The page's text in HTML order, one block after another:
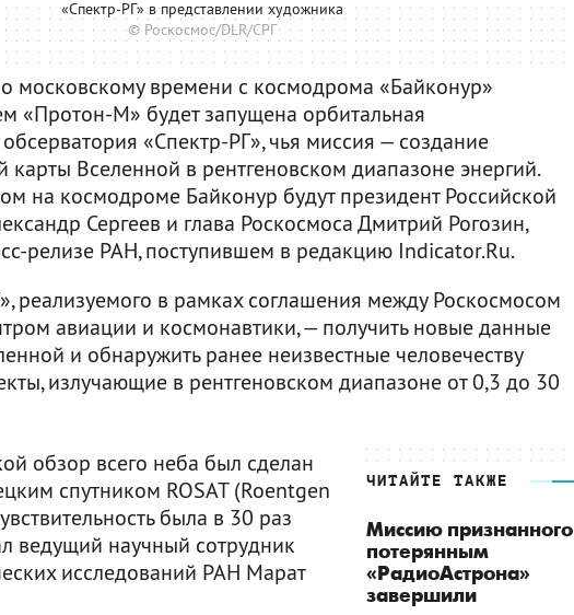
«Спектр-РГ» в представлении художника
© Роскосмос/DLR/СРГ
московскому времени с космодрома «Байконур»
«Протон-М» будет запущена орбитальная
«Спектр-РГ», чья миссия — создание
Вселенной в рентгеновском диапазоне энергий.
на космодроме Байконур будут президент Российской
Сергеев и глава Роскосмоса Дмитрий Рогозин,
релизе РАН, поступившем в редакцию Indicator.Ru.
реализуемого в рамках соглашения между Роскосмосом
авиации и космонавтики, — получить новые данные
и обнаружить ранее неизвестные человечеству
излучающие в рентгеновском диапазоне от 0,3 до 30
ЧИТАЙТЕ ТАКЖЕ
Миссию признанного
потерянным
«РадиоАстрона»
завершили
обзор всего неба был сделан
спутником ROSAT (Roentgen
была в 30 раз
ведущий научный сотрудник
исследований РАН Марат